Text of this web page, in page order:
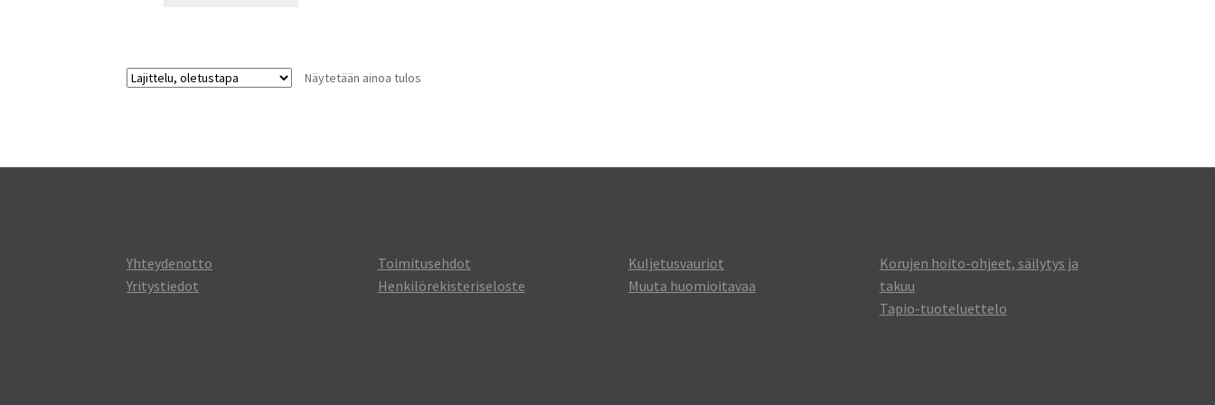
Näytetään ainoa tulos
Yhteydenotto
Yritystiedot
Toimitusehdot
Henkilörekisteriseloste
Kuljetusvauriot
Muuta huomioitavaa
Korujen hoito-ohjeet, säilytys ja
takuu
Tapio-tuoteluettelo